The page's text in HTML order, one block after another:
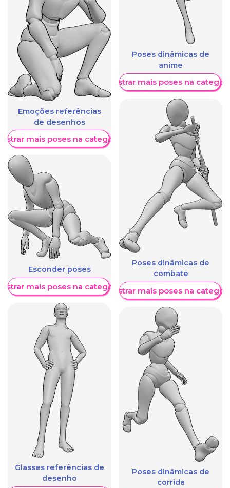
Emoções referências
de desenhos
mais poses na categoria
Esconder poses
mais poses na categoria
Glasses referências de
desenho
Poses dinâmicas de
anime
Mostrar mais poses na
Poses dinâmicas de
combate
Mostrar mais poses na
Poses dinâmicas de
corrida